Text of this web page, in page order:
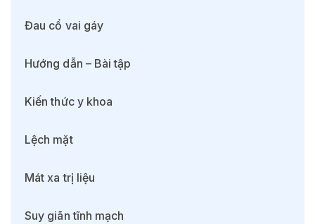
Đau cổ vai gáy
Hướng dẫn – Bài tập
Kiến thức y khoa
Lệch mặt
Mát xa trị liệu
Suy giãn tĩnh mạch